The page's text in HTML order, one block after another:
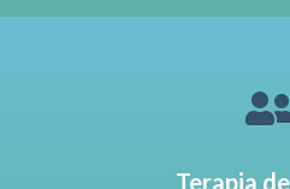
Terapia